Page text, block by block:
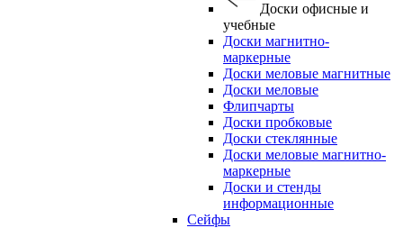
Доски офисные и
учебные
Доски магнитно-
маркерные
Доски меловые магнитные
Доски меловые
Флипчарты
Доски пробковые
Доски стеклянные
Доски меловые магнитно-
маркерные
Доски и стенды
информационные
Сейфы